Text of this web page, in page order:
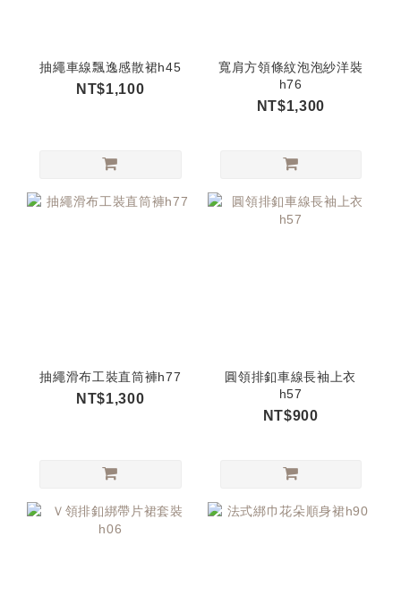
抽繩車線飄逸感散裙h45
NT$1,100
寬肩方領條紋泡泡紗洋裝
h76
NT$1,300
抽繩滑布工裝直筒褲h77
NT$1,300
圓領排釦車線長袖上衣
h57
NT$900